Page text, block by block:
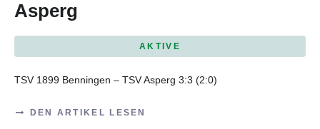
Asperg
AKTIVE
TSV 1899 Benningen – TSV Asperg 3:3 (2:0)
DEN ARTIKEL LESEN